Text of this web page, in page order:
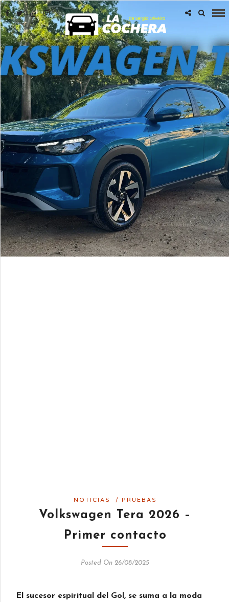
NOTICIAS / PRUEBAS
Volkswagen Tera 2026 –
Primer contacto
Posted On 26/08/2025
El sucesor espiritual del Gol, se suma a la moda